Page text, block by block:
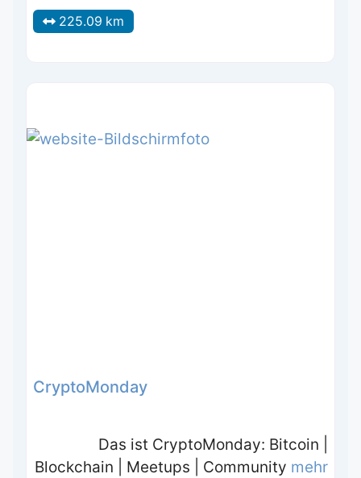
225.09 km
CryptoMonday
Das ist CryptoMonday: Bitcoin |
Blockchain | Meetups | Community mehr